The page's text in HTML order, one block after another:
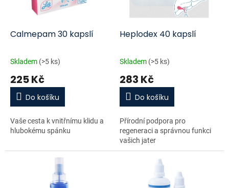
dCalmepam 30 kapslí
Skladem (>5 ks)
225 Kč
Do košíku
Vaše cesta k vnitřnímu klidu a
hlubokému spánku
Heplodex 40 kapslí
Skladem (>5 ks)
283 Kč
Do košíku
Přírodní podpora pro
regeneraci a správnou funkci
vašich jater